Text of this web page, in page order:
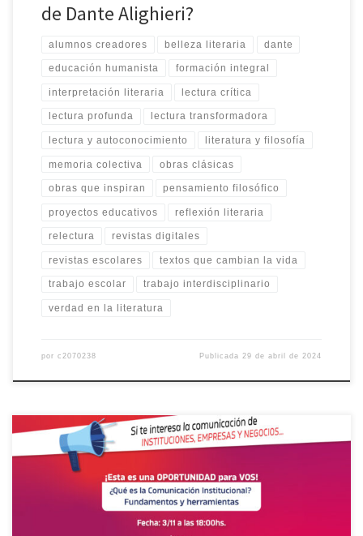
de Dante Alighieri?
alumnos creadores belleza literaria dante
educación humanista formación integral
interpretación literaria lectura crítica
lectura profunda lectura transformadora
lectura y autoconocimiento literatura y filosofía
memoria colectiva obras clásicas
obras que inspiran pensamiento filosófico
proyectos educativos reflexión literaria
relectura revistas digitales
revistas escolares textos que cambian la vida
trabajo escolar trabajo interdisciplinario
verdad en la literatura
por c2070238 Publicada 29 de abril de 2024
El Instituto Bachillerato Humanista “Mons. Jorge Kemerer” realizará
una charla informativa sobre la importancia y la responsabilidad
de comunicar en los ámbitos institucionales, empresariales y en el
de las organizaciones. Dicho evento tendrá lugar el próximo